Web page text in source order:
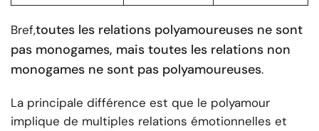
Bref,toutes les relations polyamoureuses ne sont
pas monogames, mais toutes les relations non
monogames ne sont pas polyamoureuses.
La principale différence est que le polyamour
implique de multiples relations émotionnelles et